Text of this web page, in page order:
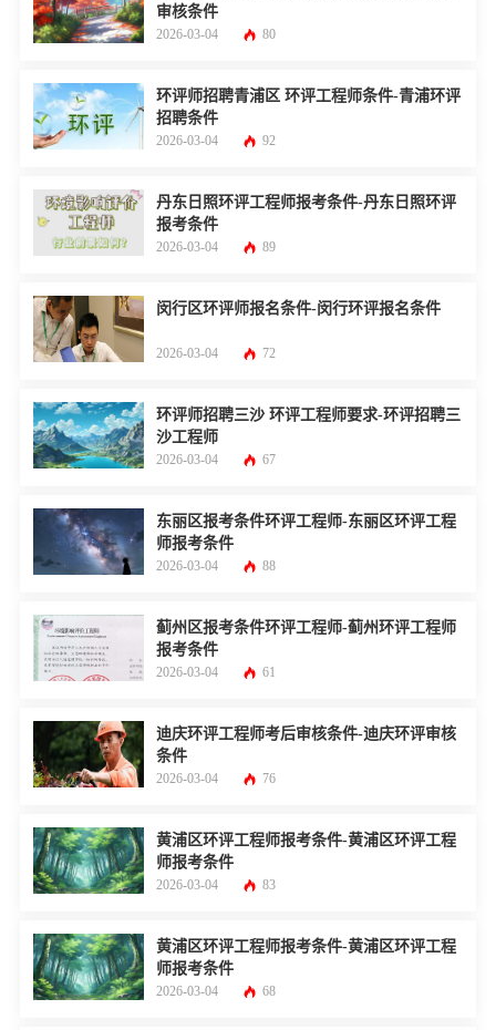
审核条件
2026-03-04 80
环评师招聘青浦区 环评工程师条件-青浦环评
招聘条件
2026-03-04 92
丹东日照环评工程师报考条件-丹东日照环评
报考条件
2026-03-04 89
闵行区环评师报名条件-闵行环评报名条件
2026-03-04 72
环评师招聘三沙 环评工程师要求-环评招聘三
沙工程师
2026-03-04 67
东丽区报考条件环评工程师-东丽区环评工程
师报考条件
2026-03-04 88
蓟州区报考条件环评工程师-蓟州环评工程师
报考条件
2026-03-04 61
迪庆环评工程师考后审核条件-迪庆环评审核
条件
2026-03-04 76
黄浦区环评工程师报考条件-黄浦区环评工程
师报考条件
2026-03-04 83
黄浦区环评工程师报考条件-黄浦区环评工程
师报考条件
2026-03-04 68